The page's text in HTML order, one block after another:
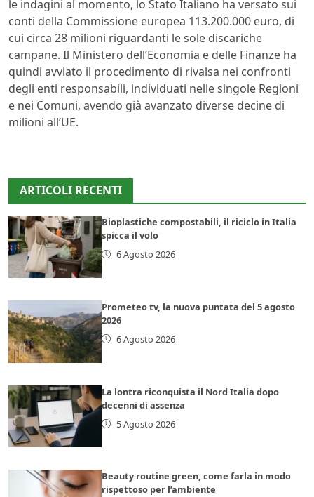
le indagini al momento, lo Stato Italiano ha versato sui
conti della Commissione europea 113.200.000 euro, di
cui circa 28 milioni riguardanti le sole discariche
campane. Il Ministero dell’Economia e delle Finanze ha
quindi avviato il procedimento di rivalsa nei confronti
degli enti responsabili, individuati nelle singole Regioni
e nei Comuni, avendo già avanzato diverse decine di
milioni all’UE.
ARTICOLI RECENTI
Bioplastiche compostabili, il riciclo in Italia
spicca il volo
6 Agosto 2026
Prometeo tv, la nuova puntata del 5 agosto
2026
6 Agosto 2026
La lontra riconquista il Nord Italia dopo
decenni di assenza
5 Agosto 2026
Beauty routine green, come farla in modo
rispettoso per l’ambiente